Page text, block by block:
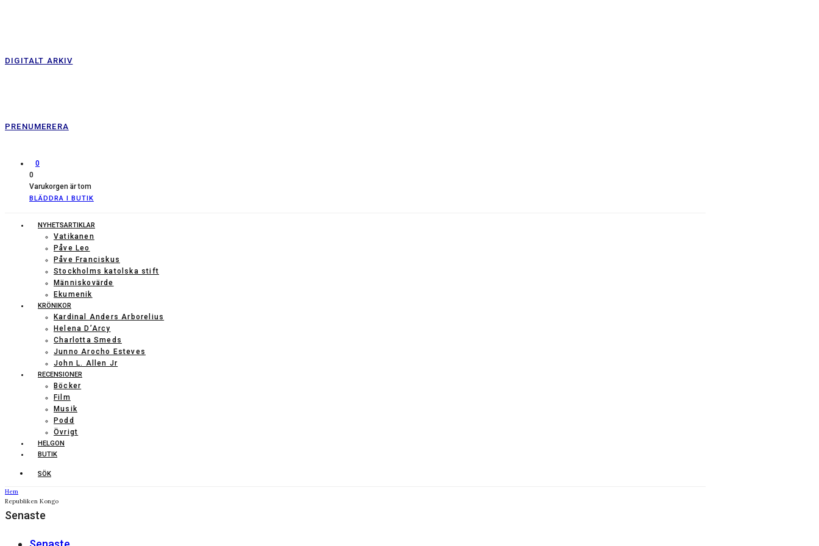
DIGITALT ARKIV
PRENUMERERA
0
0
Varukorgen är tom
BLÄDDRA I BUTIK
NYHETSARTIKLAR
Vatikanen
Påve Leo
Påve Franciskus
Stockholms katolska stift
Människovärde
Ekumenik
KRÖNIKOR
Kardinal Anders Arborelius
Helena D’Arcy
Charlotta Smeds
Junno Arocho Esteves
John L. Allen Jr
RECENSIONER
Böcker
Film
Musik
Podd
Övrigt
HELGON
BUTIK
SÖK
Hem
Republiken Kongo
Senaste